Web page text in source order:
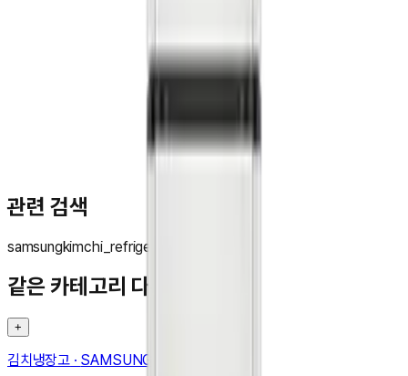
관련 검색
samsungkimchi_refrigerator
같은 카테고리 다른 기기
+
김치냉장고 · SAMSUNG